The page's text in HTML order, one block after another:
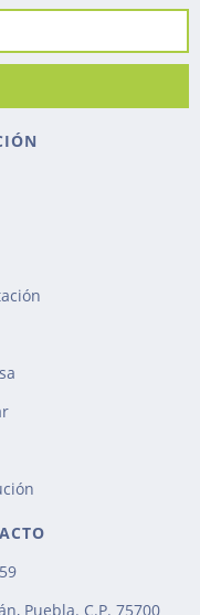
Puebla. C.P. 75700